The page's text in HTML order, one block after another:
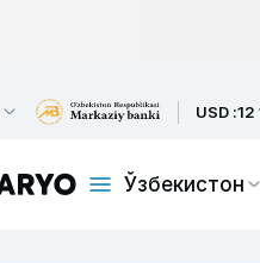
USD :12
Ўзбекистон